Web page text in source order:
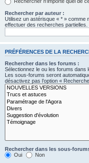
Rechercher par auteur :
Utilisez un astérisque « * » comme
effectuer des recherches partielles.
PRÉFÉRENCES DE LA
Rechercher dans les forums :
Sélectionnez le ou les forums dans
Les sous-forums seront
désactivez pas l’option «
Rechercher dans les sous-
Oui
Non